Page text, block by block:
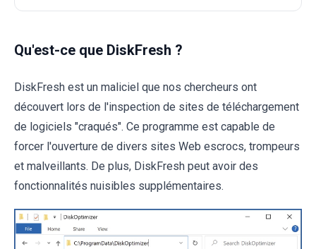
Qu'est-ce que DiskFresh ?
DiskFresh est un maliciel que nos chercheurs ont
découvert lors de l'inspection de sites de téléchargement
de logiciels "craqués". Ce programme est capable de
forcer l'ouverture de divers sites Web escrocs, trompeurs
et malveillants. De plus, DiskFresh peut avoir des
fonctionnalités nuisibles supplémentaires.